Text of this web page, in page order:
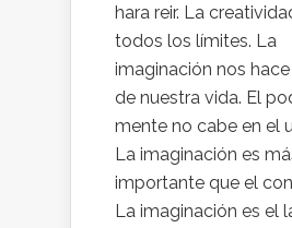
hara reir. La
todos los límites. La
imaginación nos
de nuestra vida. El
mente no cabe en el
La imaginación es
importante que el
La imaginación es el